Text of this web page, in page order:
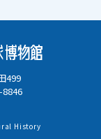
田499
History